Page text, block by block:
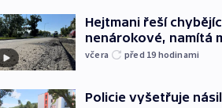
Hejtmani řeší
nenárokové, namítá
včera před 19 hodinami
Policie vyšetřuje